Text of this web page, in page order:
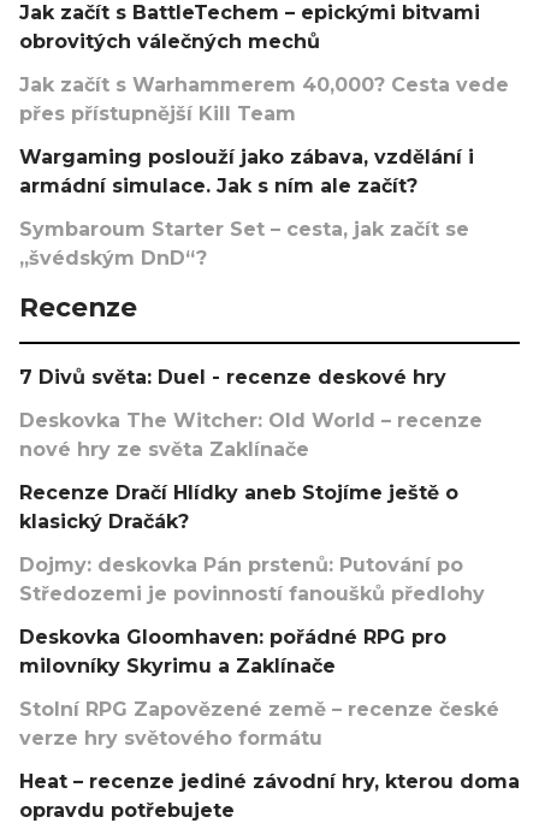
Jak začít s BattleTechem – epickými bitvami
obrovitých válečných mechů
Jak začít s Warhammerem 40,000? Cesta vede
přes přístupnější Kill Team
Wargaming poslouží jako zábava, vzdělání i
armádní simulace. Jak s ním ale začít?
Symbaroum Starter Set – cesta, jak začít se
„švédským DnD“?
Recenze
7 Divů světa: Duel - recenze deskové hry
Deskovka The Witcher: Old World – recenze
nové hry ze světa Zaklínače
Recenze Dračí Hlídky aneb Stojíme ještě o
klasický Dračák?
Dojmy: deskovka Pán prstenů: Putování po
Středozemi je povinností fanoušků předlohy
Deskovka Gloomhaven: pořádné RPG pro
milovníky Skyrimu a Zaklínače
Stolní RPG Zapovězené země – recenze české
verze hry světového formátu
Heat – recenze jediné závodní hry, kterou doma
opravdu potřebujete